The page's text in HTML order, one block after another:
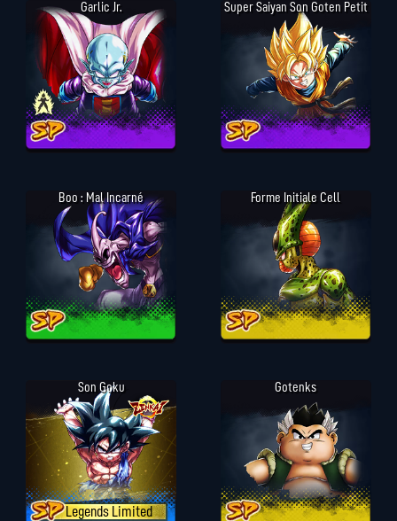
Garlic Jr. Super Saiyan Son Goten Petit
Boo : Mal Incarné Forme Initiale Cell
Son Goku
Legends Limited
Gotenks